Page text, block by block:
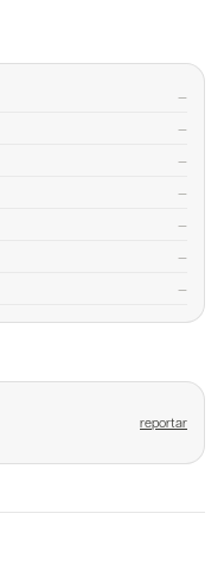
—
—
—
—
—
—
—
reportar